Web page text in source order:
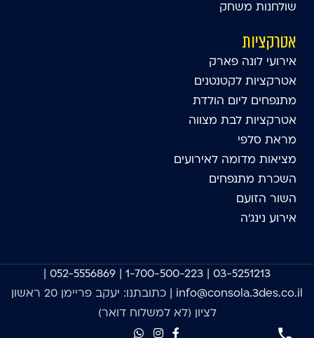
שולחנות משחק
אטרקציות
אירועי לונה פארק
אטרקציות לקטנטנים
מתנפחים ליום הולדת
אטרקציות לבת מצווה
מראת סלפי
מציאות מדומה לאירועים
השכרת מתנפחים
השור הזועם
אירוע נינג'ה
03-5251213
1-700-500-223
052-5556869
info@consola.3des.co.il
| כתובתנו: יעקב פריימן 20 ראשון
לציון (לא למשלוח דואר)